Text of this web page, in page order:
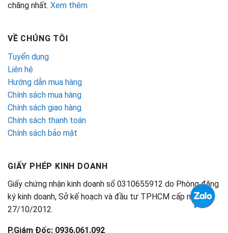
chăng nhất. Xem thêm
VỀ CHÚNG TÔI
Tuyển dụng
Liên hệ
Hướng dẫn mua hàng
Chính sách mua hàng
Chính sách giao hàng
Chính sách thanh toán
Chính sách bảo mật
GIẤY PHÉP KINH DOANH
Giấy chứng nhận kinh doanh số 0310655912 do Phòng đăng
ký kinh doanh, Sở kế hoạch và đầu tư TPHCM cấp ngày
27/10/2012.
P.Giám Đốc: 0936.061.092